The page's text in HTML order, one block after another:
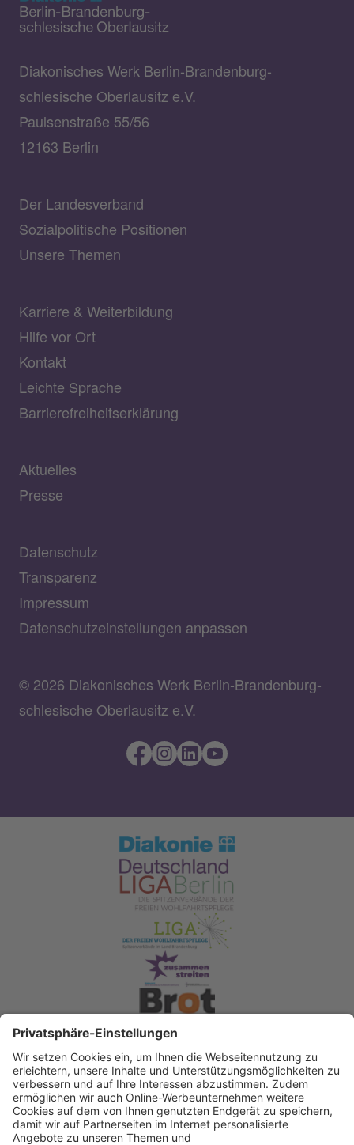
Diakonisches Werk Berlin-Brandenburg-
schlesische Oberlausitz e.V.
Paulsenstraße 55/56
12163 Berlin
Der Landesverband
Sozialpolitische Positionen
Unsere Themen
Karriere & Weiterbildung
Hilfe vor Ort
Kontakt
Leichte Sprache
Barrierefreiheitserklärung
Aktuelles
Presse
Datenschutz
Transparenz
Impressum
Datenschutzeinstellungen anpassen
© 2026 Diakonisches Werk Berlin-Brandenburg-
schlesische Oberlausitz e.V.
Spendenkonto Diakonisches Werk Berlin-